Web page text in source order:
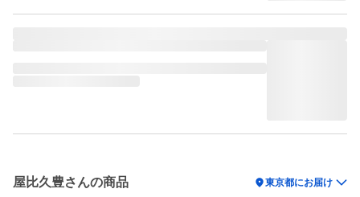
屋比久豊さんの商品 location_on東京都にお届け